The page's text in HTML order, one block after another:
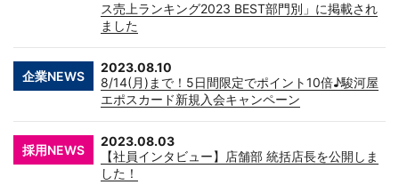
ス売上ランキング2023 BEST部門別」に掲載され
ました
企業NEWS
2023.08.10
8/14(月)まで！5日間限定でポイント10倍♪駿河屋
エポスカード新規入会キャンペーン
採用NEWS
2023.08.03
【社員インタビュー】店舗部 統括店長を公開しま
した！